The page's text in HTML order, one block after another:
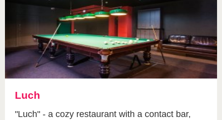
Luch
"Luch" - a cozy restaurant with a contact bar,